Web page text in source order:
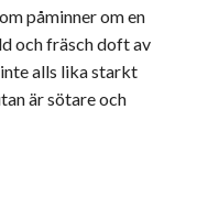
påminner om en
och fräsch doft av
alls lika starkt
är sötare och